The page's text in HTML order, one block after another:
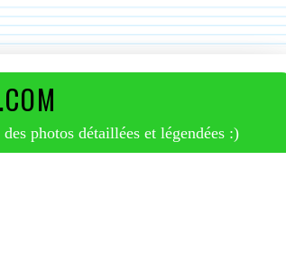
photos détaillées et légendées :)